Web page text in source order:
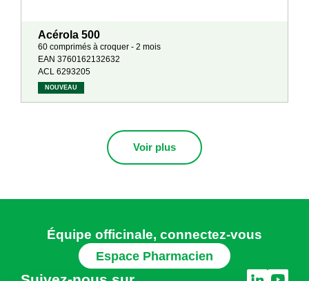
Acérola 500
60 comprimés à croquer - 2 mois
EAN 3760162132632
ACL 6293205
NOUVEAU
Voir plus
Équipe officinale, connectez-vous
Espace Pharmacien